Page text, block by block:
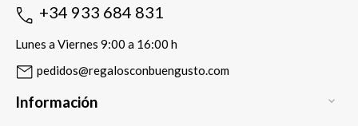
+34 933 684 831
Lunes a Viernes 9:00 a 16:00 h
pedidos@regalosconbuengusto.com
Información 